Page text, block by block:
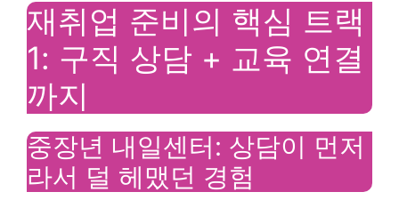
재취업 준비의 핵심 트랙
1: 구직 상담 + 교육 연결
까지
중장년 내일센터: 상담이 먼저
라서 덜 헤맸던 경험